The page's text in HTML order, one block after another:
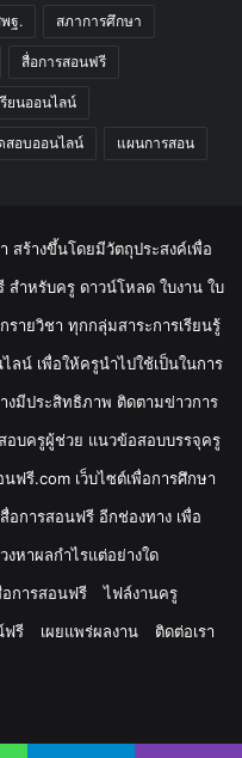
ฐ. สภาการศึกษา
สื่อการสอนฟรี
รียนออนไลน์
สอบออนไลน์ แผนการสอน
สร้างขึ้นโดยมีวัตถุประสงค์เพื่อ
ำหรับครู ดาวน์โหลด ใบงาน ใบ
ายวิชา ทุกกลุ่มสาระการเรียนรู้
ลน์ เพื่อให้ครูนำไปใช้เป็นในการ
งมีประสิทธิภาพ ติดตามข่าวการ
อบครูผู้ช่วย แนวข้อสอบบรรจุครู
รี.com เว็บไซต์เพื่อการศึกษา
อการสอนฟรี อีกช่องทาง เพื่อ
หาผลกำไรแต่อย่างใด
อการสอนฟรี
ไฟล์งานครู
ฟรี เผยแพร่ผลงาน ติดต่อเรา